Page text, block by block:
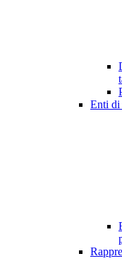
Enti di